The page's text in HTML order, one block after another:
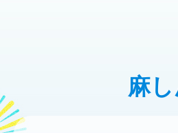
麻